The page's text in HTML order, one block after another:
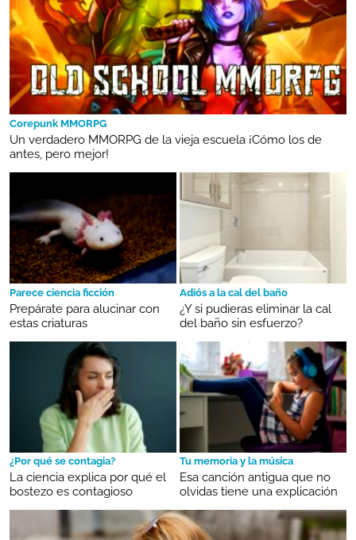
Corepunk MMORPG
Un verdadero MMORPG de la vieja escuela ¡Cómo los de
antes, pero mejor!
Parece ciencia ficción
Prepárate para alucinar con
estas criaturas
Adiós a la cal del baño
¿Y si pudieras eliminar la cal
del baño sin esfuerzo?
¿Por qué se contagia?
La ciencia explica por qué el
bostezo es contagioso
Tu memoria y la música
Esa canción antigua que no
olvidas tiene una explicación